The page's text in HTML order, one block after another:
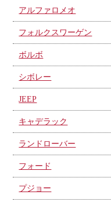
アルファロメオ
フォルクスワーゲン
ボルボ
シボレー
JEEP
キャデラック
ランドローバー
フォード
プジョー